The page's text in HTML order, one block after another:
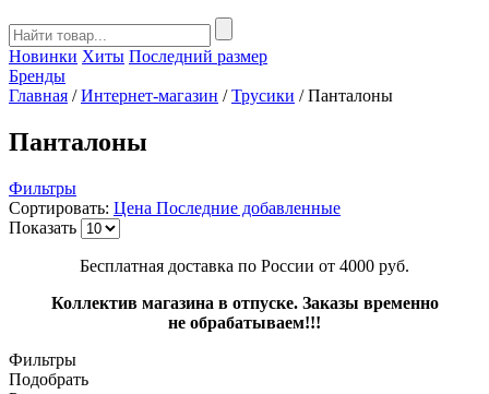
Новинки Хиты Последний размер
Бренды
Главная / Интернет-магазин / Трусики /Панталоны
Панталоны
Фильтры
Сортировать: Цена Последние добавленные
Показать
Бесплатная доставка по России от 4000 руб.
Коллектив магазина в отпуске. Заказы временно
не обрабатываем!!!
Фильтры
Подобрать